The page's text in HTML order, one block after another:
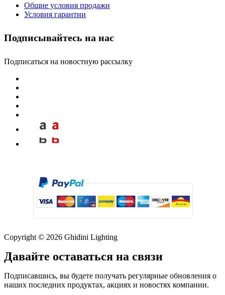
Общие условия продажи
Условия гарантии
Подписывайтесь на нас
Подписаться на новостную рассылку
Copyright © 2026 Ghidini Lighting
Давайте оставаться на связи
Подписавшись, вы будете получать регулярные обновления о
наших последних продуктах, акциях и новостях компании.